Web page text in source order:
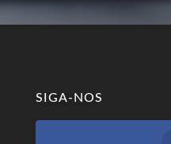
SIGA-NOS